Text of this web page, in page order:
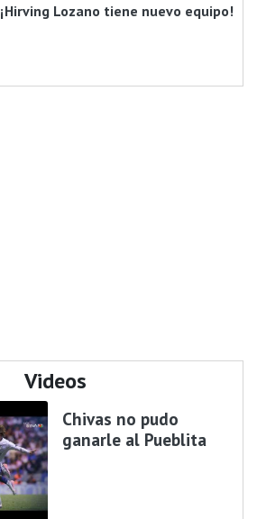
¡Hirving Lozano tiene nuevo equipo!
Videos
Chivas no pudo
ganarle al Pueblita